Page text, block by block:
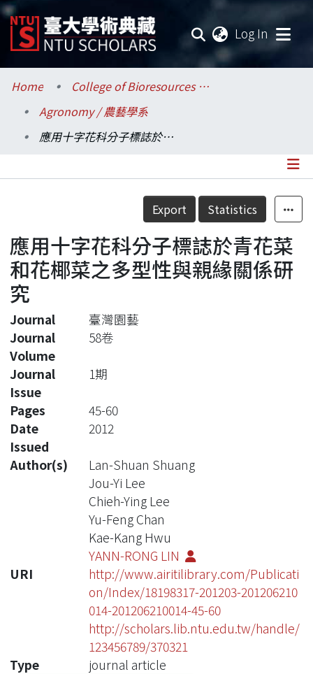
Log In
Communities & Collections
Research Outputs
Statistics
Home
College of Bioresources and Agriculture / 生物資源暨農學院
Agronomy / 農藝學系
應用十字花科分子標誌於青花菜和花椰菜之多型性與親緣關係研究
Details
Export Statistics
應用十字花科分子標誌於青花菜
和花椰菜之多型性與親緣關係研
究
Journal
臺灣園藝
Journal
Volume
58卷
Journal
Issue
1期
Pages
45-60
Date
Issued
2012
Author(s)
Lan-Shuan Shuang
Jou-Yi Lee
Chieh-Ying Lee
Yu-Feng Chan
Kae-Kang Hwu
YANN-RONG LIN
URI
http://www.airitilibrary.com/Publicati
on/Index/18198317-201203-201206210
014-201206210014-45-60
http://scholars.lib.ntu.edu.tw/handle/
123456789/370321
Type
journal article